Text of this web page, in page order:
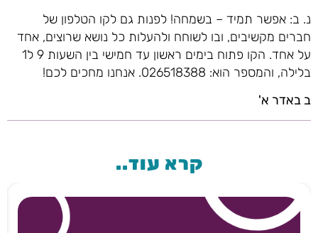
נ. ב: אפשר תמיד – בשמחה! לפנות גם לקו הטלפון של
חברים מקשיבים, ובו לשוחח ולהעלות כל נושא שרוצים, אחד
על אחד. הקו פתוח בימים ראשון עד חמישי בין השעות 9 ל1
בלילה, והמספר הוא: 026518388. אנחנו מחכים לכם!
ב באדר א'
קרא עוד..